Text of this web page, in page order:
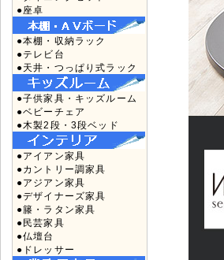
●座卓
●本棚・収納ラック
●テレビ台
●天井・つっぱり式ラック
●子供家具・キッズルーム
●ベビーチェア
●木製2段・3段ベッド
●アイアン家具
●カントリー調家具
●アジアン家具
●デザイナーズ家具
●籐・ラタン家具
●民芸家具
●仏壇台
●ドレッサー